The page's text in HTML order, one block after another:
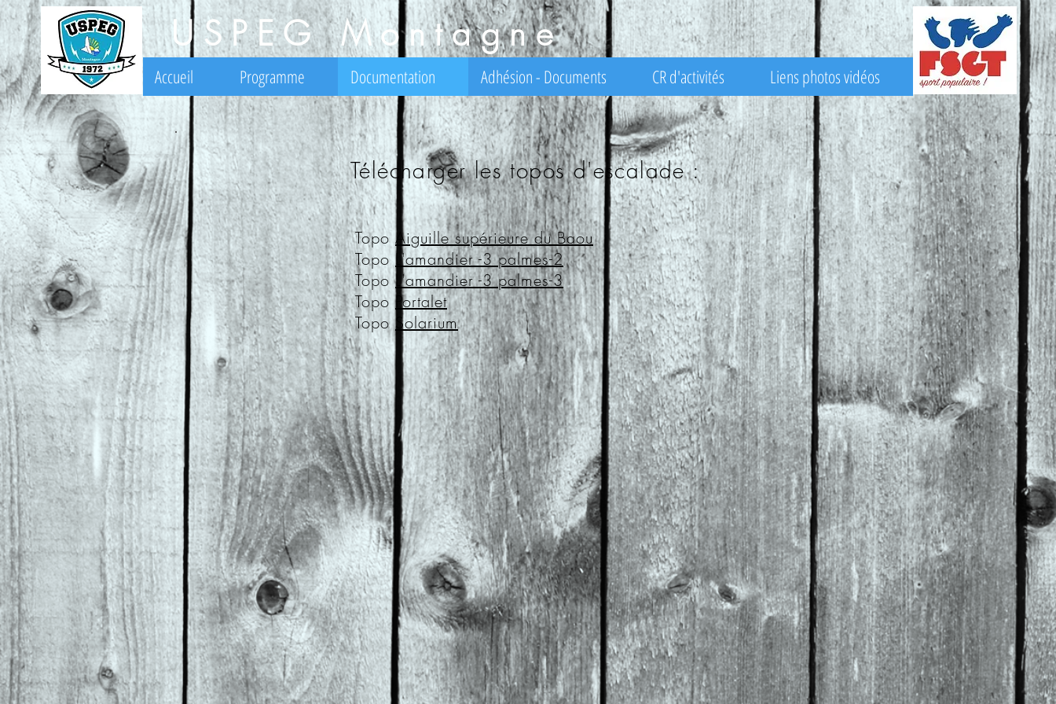
USPEG Montagne
Accueil Programme Documentation Adhésion - Documents CR d'activités Liens photos vidéos
Télécharger les topos d'escalade :
TopoAiguille supérieure du Baou
Topo L'amandier -3 palmes-2
TopoL'amandier -3 palmes-3
TopoPortalet
TopoSolarium